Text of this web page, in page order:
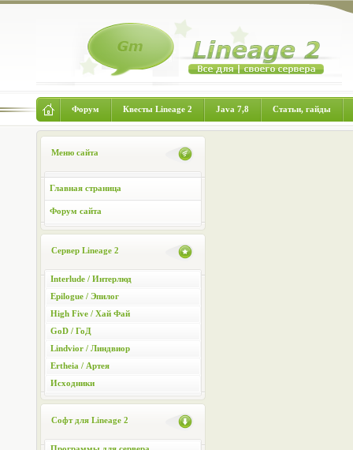
Форум Квесты Lineage 2 Java 7,8 Статьи, гайды
Меню сайта
Главная страница
Форум сайта
Сервер Lineage 2
Interlude / Интерлюд
Epilogue / Эпилог
High Five / Хай Фай
GoD / ГоД
Lindvior / Линдвиор
Ertheia / Артея
Исходники
Софт для Lineage 2